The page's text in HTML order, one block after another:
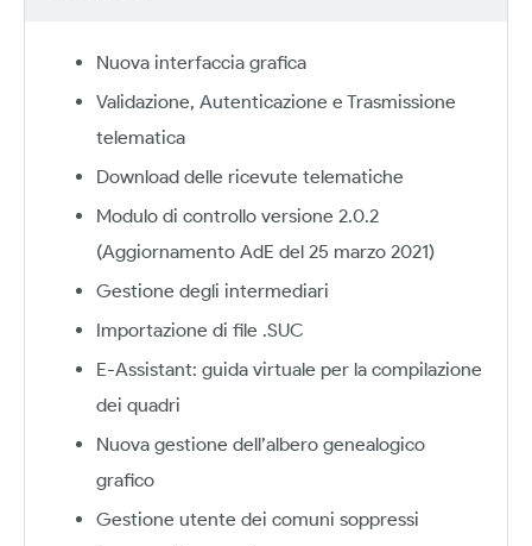
Nuova interfaccia grafica
Validazione, Autenticazione e Trasmissione
telematica
Download delle ricevute telematiche
Modulo di controllo versione 2.0.2
(Aggiornamento AdE del 25 marzo 2021)
Gestione degli intermediari
Importazione di file .SUC
E-Assistant: guida virtuale per la compilazione
dei quadri
Nuova gestione dell’albero genealogico
grafico
Gestione utente dei comuni soppressi